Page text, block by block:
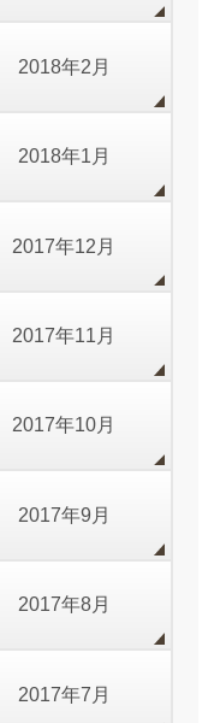
2018年2月
2018年1月
2017年12月
2017年11月
2017年10月
2017年9月
2017年8月
2017年7月